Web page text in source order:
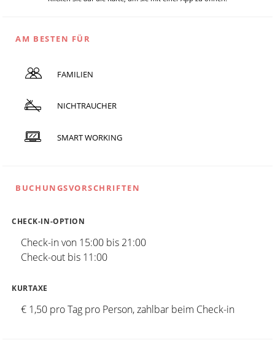
AM BESTEN FÜR
FAMILIEN
NICHTRAUCHER
SMART WORKING
BUCHUNGSVORSCHRIFTEN
CHECK-IN-OPTION
Check-in von 15:00 bis 21:00
Check-out bis 11:00
KURTAXE
€ 1,50 pro Tag pro Person, zahlbar beim Check-in